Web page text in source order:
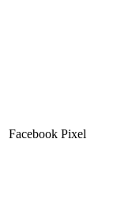
Facebook Pixel